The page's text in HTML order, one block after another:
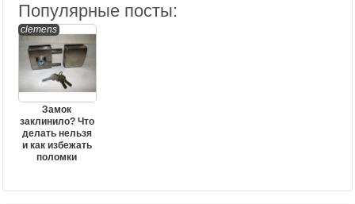
Популярные посты:
clemens
Замок
заклинило? Что
делать нельзя
и как избежать
поломки